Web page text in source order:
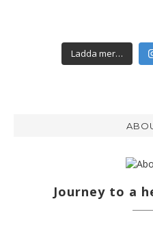
Ladda mer…
Journey to a